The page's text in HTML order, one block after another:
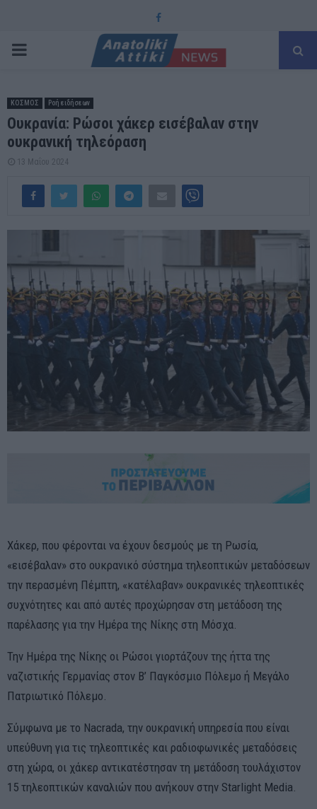
Facebook
PRIMARY
ΚΟΣΜΟΣ Ροή ειδήσεων
Ουκρανία: Ρώσοι χάκερ εισέβαλαν στην
ουκρανική τηλεόραση
13 Μαΐου 2024
Χάκερ, που φέρονται να έχουν δεσμούς με τη Ρωσία,
«εισέβαλαν» στο ουκρανικό σύστημα τηλεοπτικών μεταδόσεων
την περασμένη Πέμπτη, «κατέλαβαν» ουκρανικές τηλεοπτικές
συχνότητες και από αυτές προχώρησαν στη μετάδοση της
παρέλασης για την Ημέρα της Νίκης στη Μόσχα.
Την Ημέρα της Νίκης οι Ρώσοι γιορτάζουν της ήττα της
ναζιστικής Γερμανίας στον Β’ Παγκόσμιο Πόλεμο ή Μεγάλο
Πατριωτικό Πόλεμο.
Σύμφωνα με το Nacrada, την ουκρανική υπηρεσία που είναι
υπεύθυνη για τις τηλεοπτικές και ραδιοφωνικές μεταδόσεις
στη χώρα, οι χάκερ αντικατέστησαν τη μετάδοση τουλάχιστον
15 τηλεοπτικών καναλιών που ανήκουν στην Starlight Media.